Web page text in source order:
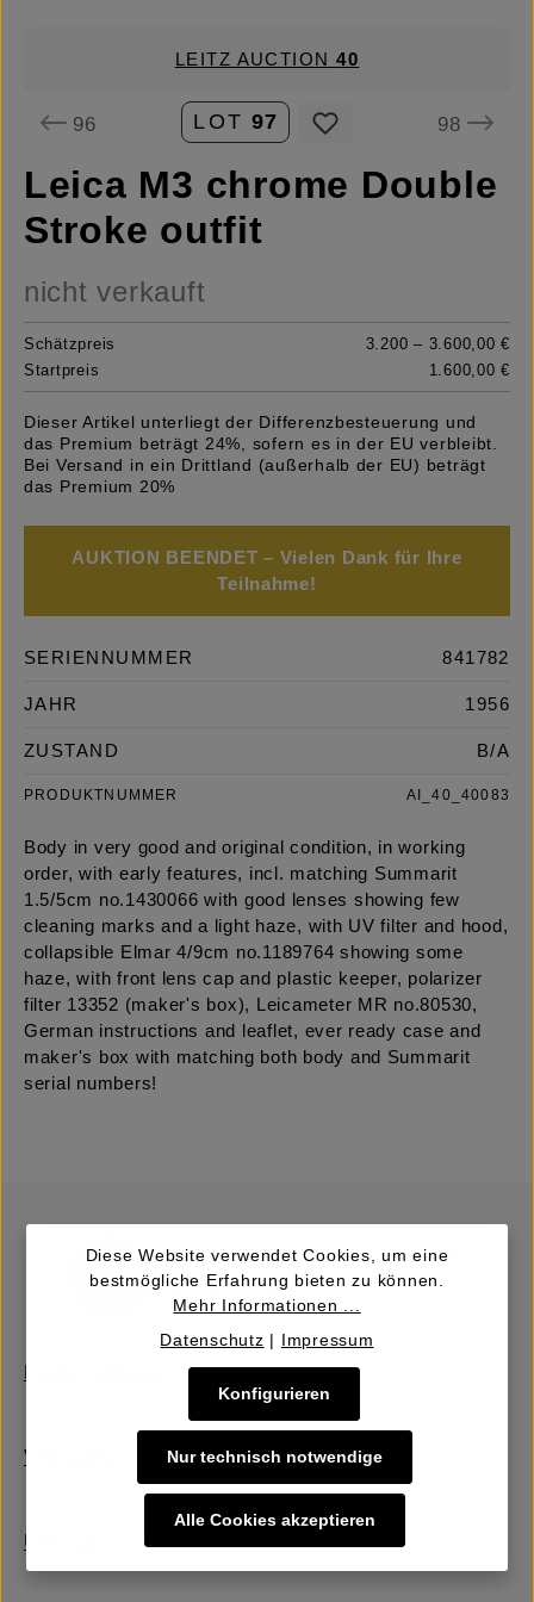
LEITZ AUCTION40
96 LOT 97 98
Leica M3 chrome Double
Stroke outfit
nicht verkauft
Schätzpreis
3.200 – 3.600,00 €
Startpreis
1.600,00 €
Dieser Artikel unterliegt der Differenzbesteuerung und
das Premium beträgt 24%, sofern es in der EU verbleibt.
Bei Versand in ein Drittland (außerhalb der EU) beträgt
das Premium 20%
AUKTION BEENDET – Vielen Dank für Ihre
Teilnahme!
SERIENNUMMER 841782
JAHR 1956
ZUSTAND B/A
PRODUKTNUMMER AI_40_40083
Body in very good and original condition, in working
order, with early features, incl. matching Summarit
1.5/5cm no.1430066 with good lenses showing few
cleaning marks and a light haze, with UV filter and hood,
collapsible Elmar 4/9cm no.1189764 showing some
haze, with front lens cap and plastic keeper, polarizer
filter 13352 (maker's box), Leicameter MR no.80530,
German instructions and leaflet, ever ready case and
maker's box with matching both body and Summarit
serial numbers!
Verkaufen | Einbringen
Über uns
Diese Website verwendet Cookies, um eine
bestmögliche Erfahrung bieten zu können.
Mehr Informationen ...
Datenschutz | Impressum
Nur technisch notwendige
Konfigurieren
Alle Cookies akzeptieren